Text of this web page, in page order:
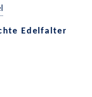
Edelfalter